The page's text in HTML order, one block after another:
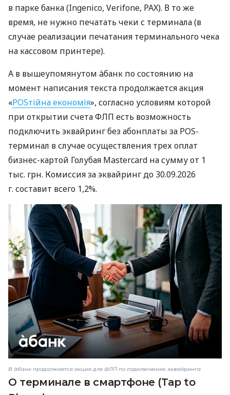
в парке банка (Ingenico, Verifone, PAX). В то же
время, не нужно печатать чеки с терминала (в
случае реализации печатания терминального чека
на кассовом принтере).
А в вышеупомянутом àбанк по состоянию на
момент написания текста продолжается акция
«POSтійна економія», согласно условиям которой
при открытии счета ФЛП есть возможность
подключить эквайринг без абонплаты за POS-
терминал в случае осуществления трех оплат
бизнес-картой Голубая Mastercard на сумму от 1
тыс. грн. Комиссия за эквайринг до 30.09.2026
г. составит всего 1,2%.
В àбанк продолжается акция для ФЛП по подключению эквайринга
О терминале в смартфоне (Tap to